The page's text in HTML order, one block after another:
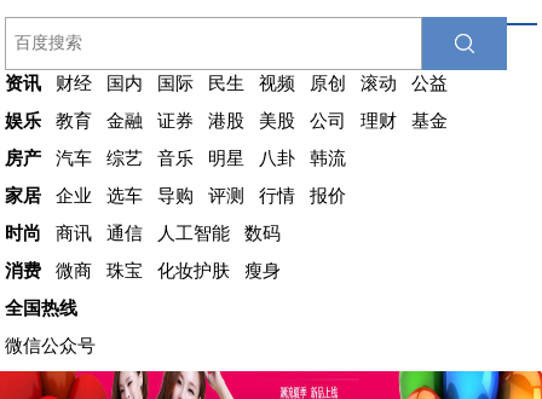
资讯 财经 国内 国际 民生 视频 原创 滚动
公益
娱乐
教育 金融 证券 港股 美股 公司 理财
基金
房产
汽车 综艺 音乐 明星 八卦
韩流
家居
企业 选车 导购 评测 行情
报价
时尚
商讯 通信 人工智能
数码
消费
微商 珠宝 化妆护肤
瘦身
全国热线
微信公众号